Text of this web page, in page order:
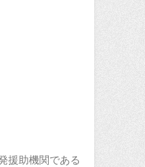
援助機関である